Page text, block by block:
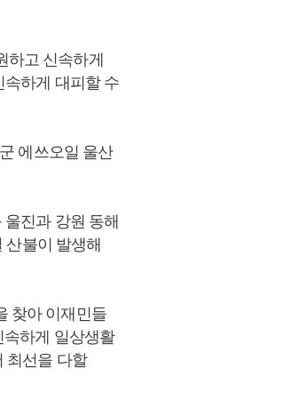
하고 신속하게
속하게 대피할 수
에쓰오일 울산
진과 강원 동해
산불이 발생해
찾아 이재민들
속하게 일상생활
최선을 다할